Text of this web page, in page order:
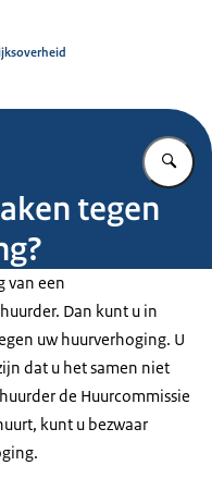
tegen
van een
Dan kunt u in
uw huurverhoging. U
dat u het samen niet
de Huurcommissie
kunt u bezwaar